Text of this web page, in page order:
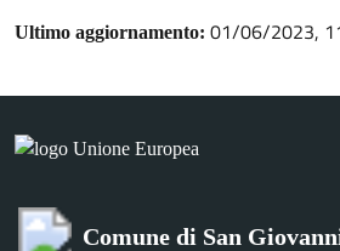
Ultimo aggiornamento: 01/06/2023,
Comune di San